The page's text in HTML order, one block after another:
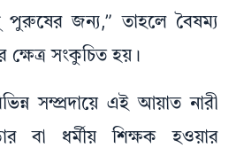
পুরুষের জন্য,” তাহলে বৈষম্য
সংকুচিত হয়।
সম্প্রদায়ে এই আয়াত নারী
বা ধর্মীয় শিক্ষক হওয়ার